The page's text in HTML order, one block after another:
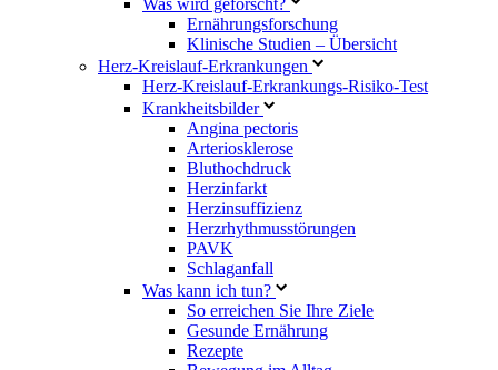
Ernährungsforschung
Klinische Studien – Übersicht
Herz-Kreislauf-Erkrankungen
Herz-Kreislauf-Erkrankungs-Risiko-Test
Krankheitsbilder
Angina pectoris
Arteriosklerose
Bluthochdruck
Herzinfarkt
Herzinsuffizienz
Herzrhythmusstörungen
PAVK
Schlaganfall
Was kann ich tun?
So erreichen Sie Ihre Ziele
Gesunde Ernährung
Rezepte